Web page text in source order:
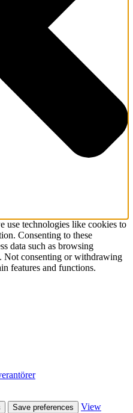
use technologies like cookies to
Consenting to these
data such as browsing
Not consenting or withdrawing
features and functions.
Save preferences
View